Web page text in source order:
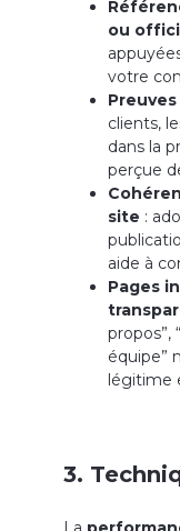
ou
votre
clients,
dans la
perçue
site :
aide à
Pages
propos”,
équipe”
légitime
3.